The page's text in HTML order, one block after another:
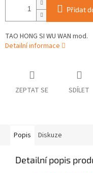
Přidat
TAO HONG SI WU WAN mod.
Detailní informace
ZEPTAT SE SDÍLET
Popis Diskuze
Detailní popis